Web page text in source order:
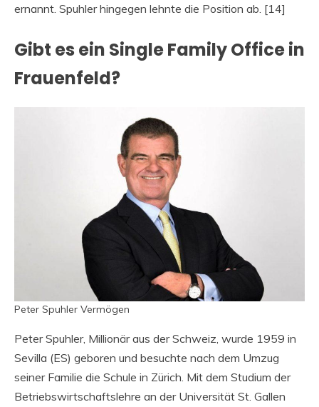
ernannt. Spuhler hingegen lehnte die Position ab. [14]
Gibt es ein Single Family Office in
Frauenfeld?
Peter Spuhler Vermögen
Peter Spuhler, Millionär aus der Schweiz, wurde 1959 in
Sevilla (ES) geboren und besuchte nach dem Umzug
seiner Familie die Schule in Zürich. Mit dem Studium der
Betriebswirtschaftslehre an der Universität St. Gallen